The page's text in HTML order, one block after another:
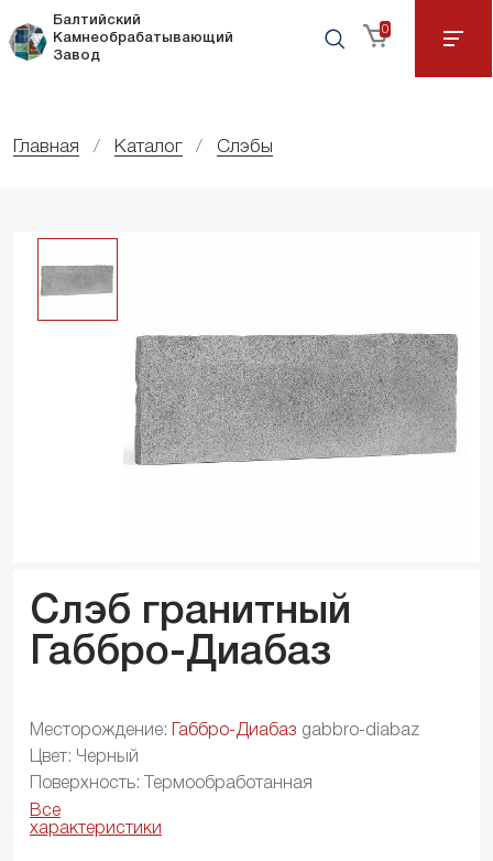
Балтийский
Камнеобрабатывающий
Завод
0
Главная Каталог Слэбы
Слэб гранитный
Габбро-Диабаз
Месторождение: Габбро-Диабаз gabbro-diabaz
Цвет: Черный
Поверхность: Термообработанная
Все
характеристики